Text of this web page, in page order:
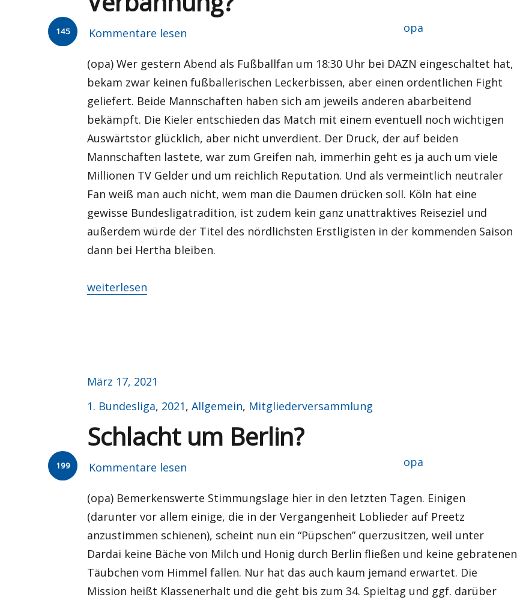
145 Kommentare lesen Autor
opa
(opa) Wer gestern Abend als Fußballfan um 18:30 Uhr bei DAZN eingeschaltet hat,
bekam zwar keinen fußballerischen Leckerbissen, aber einen ordentlichen Fight
geliefert. Beide Mannschaften haben sich am jeweils anderen abarbeitend
bekämpft. Die Kieler entschieden das Match mit einem eventuell noch wichtigen
Auswärtstor glücklich, aber nicht unverdient. Der Druck, der auf beiden
Mannschaften lastete, war zum Greifen nah, immerhin geht es ja auch um viele
Millionen TV Gelder und um reichlich Reputation. Und als vermeintlich neutraler
Fan weiß man auch nicht, wem man die Daumen drücken soll. Köln hat eine
gewisse Bundesligatradition, ist zudem kein ganz unattraktives Reiseziel und
außerdem würde der Titel des nördlichsten Erstligisten in der kommenden Saison
dann bei Hertha bleiben.
„Verbannung?“
weiterlesen
Veröffentlicht
am
März 17, 2021
Kategorien
1. Bundesliga, 2021,Allgemein, Mitgliederversammlung
Schlacht um Berlin?
199 Kommentare lesen Autor
opa
(opa) Bemerkenswerte Stimmungslage hier in den letzten Tagen. Einigen
(darunter vor allem einige, die in der Vergangenheit Loblieder auf Preetz
anzustimmen schienen), scheint nun ein “Püpschen” querzusitzen, weil unter
Dardai keine Bäche von Milch und Honig durch Berlin fließen und keine gebratenen
Täubchen vom Himmel fallen. Nur hat das auch kaum jemand erwartet. Die
Mission heißt Klassenerhalt und die geht bis zum 34. Spieltag und ggf. darüber